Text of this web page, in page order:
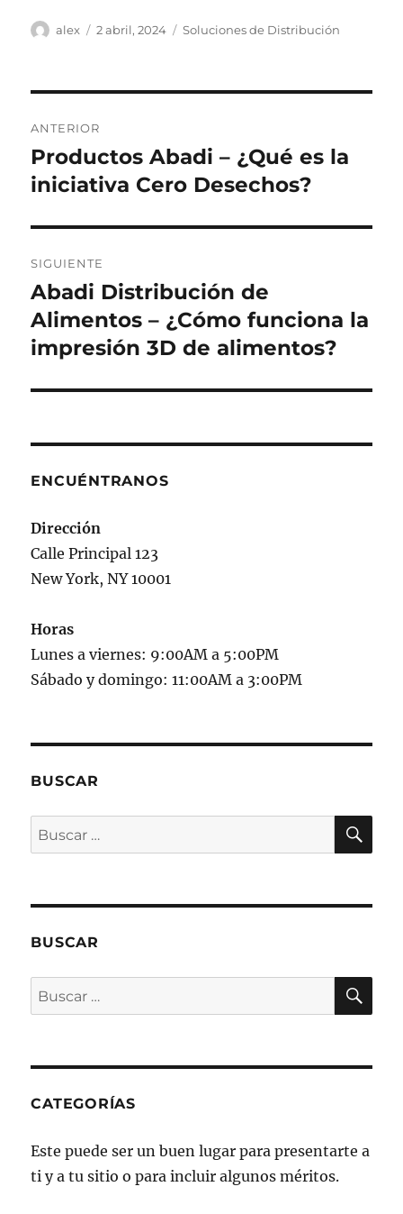
Autor
alex
Publicado
2 abril, 2024 Categorías
Soluciones de Distribución
de
entradas
ANTERIOR
Entrada
anterior:
Productos Abadi – ¿Qué es la
iniciativa Cero Desechos?
SIGUIENTE
Siguiente
entrada:
Abadi Distribución de
Alimentos – ¿Cómo funciona la
impresión 3D de alimentos?
ENCUÉNTRANOS
Dirección
Calle Principal 123
New York, NY 10001
Horas
Lunes a viernes: 9:00AM a 5:00PM
Sábado y domingo: 11:00AM a 3:00PM
BUSCAR
Buscar
por:
BUSCAR
Buscar
por:
CATEGORÍAS
Este puede ser un buen lugar para presentarte a
ti y a tu sitio o para incluir algunos méritos.